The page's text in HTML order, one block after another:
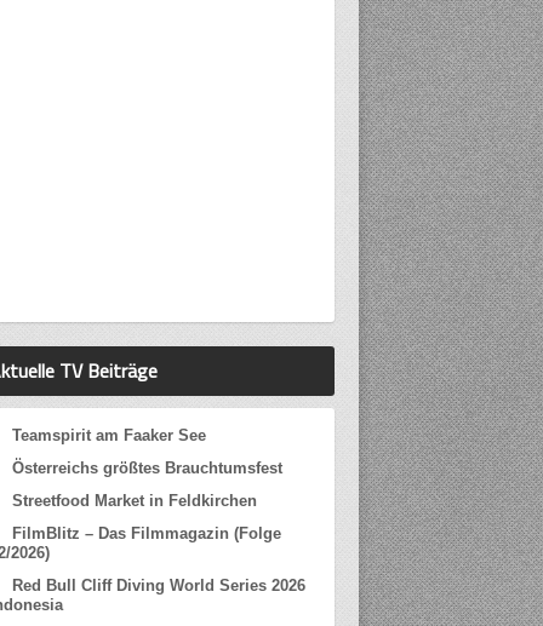
TV Beiträge
Teamspirit am Faaker See
Österreichs größtes Brauchtumsfest
Streetfood Market in Feldkirchen
FilmBlitz – Das Filmmagazin (Folge
2026)
Red Bull Cliff Diving World Series 2026